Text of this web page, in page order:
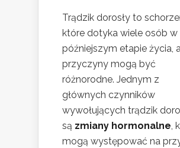
Trądzik dorosły to
które dotyka wiele osób w
późniejszym etapie życia,
przyczyny mogą być
różnorodne. Jednym z
głównych czynników
wywołujących trądzik
są zmiany hormonalne ,
mogą występować na